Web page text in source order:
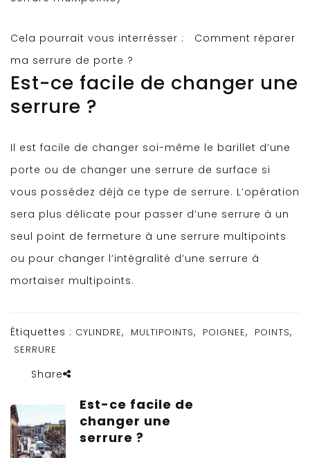
Cela pourrait vous interrésser :
Comment réparer
ma serrure de porte ?
Est-ce facile de changer une
serrure ?
Il est facile de changer soi-même le barillet d’une
porte ou de changer une serrure de surface si
vous possédez déjà ce type de serrure. L’opération
sera plus délicate pour passer d’une serrure à un
seul point de fermeture à une serrure multipoints
ou pour changer l’intégralité d’une serrure à
mortaiser multipoints.
Étiquettes : CYLINDRE, MULTIPOINTS, POIGNEE, POINTS,
SERRURE
Share
Est-ce facile de
changer une
serrure ?